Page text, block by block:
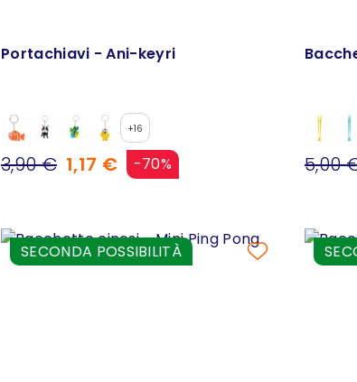
Portachiavi - Ani-keyri
+16
3,90 € 1,17 € -70% 5,00
SECONDA POSSIBILITÀ